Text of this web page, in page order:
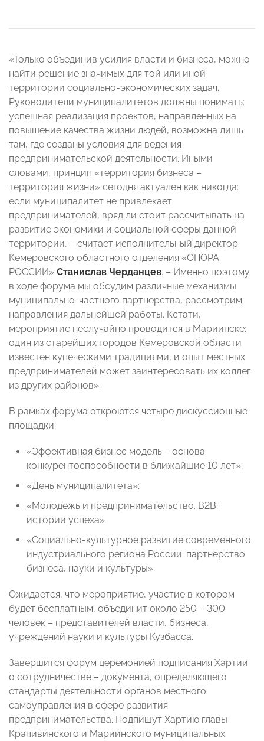
«Только объединив усилия власти и бизнеса, можно
найти решение значимых для той или иной
территории социально-экономических задач.
Руководители муниципалитетов должны понимать:
успешная реализация проектов, направленных на
повышение качества жизни людей, возможна лишь
там, где созданы условия для ведения
предпринимательской деятельности. Иными
словами, принцип «территория бизнеса –
территория жизни» сегодня актуален как никогда:
если муниципалитет не привлекает
предпринимателей, вряд ли стоит рассчитывать на
развитие экономики и социальной сферы данной
территории, – считает исполнительный директор
Кемеровского областного отделения «ОПОРА
РОССИИ» Станислав Черданцев. – Именно поэтому
в ходе форума мы обсудим различные механизмы
муниципально-частного партнерства, рассмотрим
направления дальнейшей работы. Кстати,
мероприятие неслучайно проводится в Мариинске:
один из старейших городов Кемеровской области
известен купеческими традициями, и опыт местных
предпринимателей может заинтересовать их коллег
из других районов».
В рамках форума откроются четыре дискуссионные
площадки:
«Эффективная бизнес модель – основа
конкурентоспособности в ближайшие 10 лет»;
«День муниципалитета»;
«Молодежь и предпринимательство. B2B:
истории успеха»
«Социально-культурное развитие современного
индустриального региона России: партнерство
бизнеса, науки и культуры».
Ожидается, что мероприятие, участие в котором
будет бесплатным, объединит около 250 – 300
человек – представителей власти, бизнеса,
учреждений науки и культуры Кузбасса.
Завершится форум церемонией подписания Хартии
о сотрудничестве – документа, определяющего
стандарты деятельности органов местного
самоуправления в сфере развития
предпринимательства. Подпишут Хартию главы
Крапивинского и Мариинского муниципальных